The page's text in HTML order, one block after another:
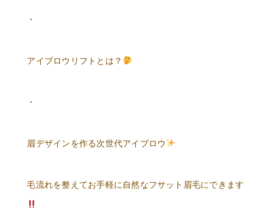
・
アイブロウリフトとは？
・
眉デザインを作る次世代アイブロウ
毛流れを整えてお手軽に自然なフサット眉毛にできます